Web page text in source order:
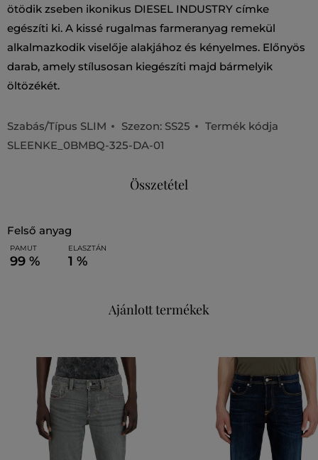
ötödik zseben ikonikus DIESEL INDUSTRY címke
egészíti ki. A kissé rugalmas farmeranyag remekül
alkalmazkodik viselője alakjához és kényelmes. Előnyös
darab, amely stílusosan kiegészíti majd bármelyik
öltözékét.
Szabás/Típus SLIM Szezon: SS25
Termék kódja
SLEENKE_0BMBQ-325-DA-01
Összetétel
felső anyag
PAMUT
99 %
ELASZTÁN
1 %
Ajánlott termékek